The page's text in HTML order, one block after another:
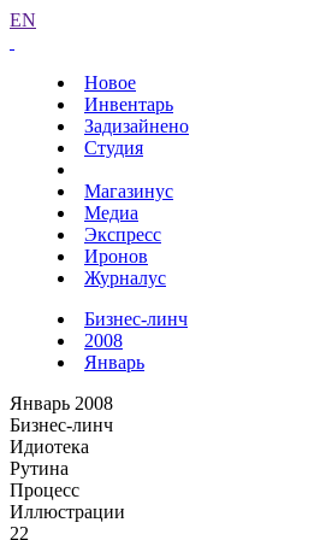
EN
Новое
Инвентарь
Задизайнено
Студия
Магазинус
Медиа
Экспресс
Иронов
Журналус
Бизнес-линч
2008
Январь
Январь 2008
Бизнес-линч
Идиотека
Рутина
Процесс
Иллюстрации
22